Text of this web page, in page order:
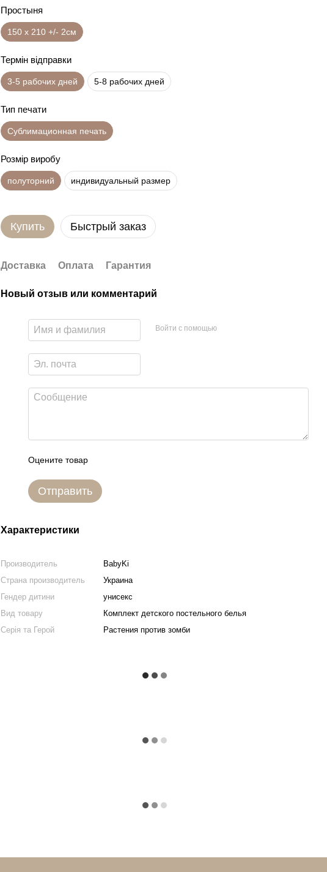
Простыня
150 х 210 +/- 2см
Термін відправки
3-5 рабочих дней 5-8 рабочих дней
Тип печати
Сублимационная печать
Розмір виробу
полуторний индивидуальный размер
Купить Быстрый заказ
Доставка Оплата Гарантия
Новый отзыв или комментарий
Войти с помощью
Оцените товар
Отправить
Характеристики
Производитель
BabyKi
Страна производитель
Украина
Гендер дитини
унисекс
Вид товару
Комплект детского постельного белья
Серія та Герой
Растения против зомби